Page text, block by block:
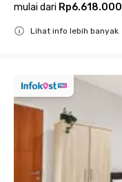
mulai dari Rp6.618.000
Lihat info lebih banyak